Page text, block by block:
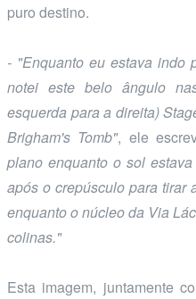
puro destino.
- "Enquanto eu estava indo
notei este belo ângulo
esquerda para a direita)
Brigham's Tomb", ele
plano enquanto o sol
após o crepúsculo para tirar
enquanto o núcleo da Via
colinas."
Esta imagem, juntamente